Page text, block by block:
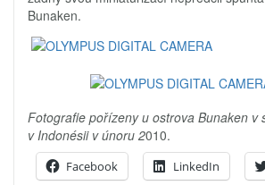
Bunaken.
Fotografie pořízeny u ostrova Bunaken v
v Indonésii v únoru 2010.
Facebook LinkedIn